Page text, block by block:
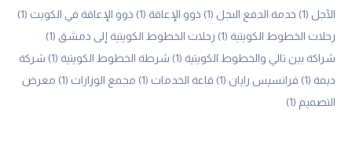
الآجل (1) خدمة الدفع الىجل (1) ذوو الإعاقة (1) ذوو الإعاقة في الكويت (1)
رحلات الخطوط الكويتية (1) رحلات الخطوط الكويتية إلى دمشق (1)
شراكة بين تالي والخطوط الكويتية (1) شرطة الخطوط الكويتية (1)
شركة
ديمة (1) فرانسيس رايان (1) قاعة الخدمات (1) مجمع الوزارات (1)
معرض
التصميم (1)